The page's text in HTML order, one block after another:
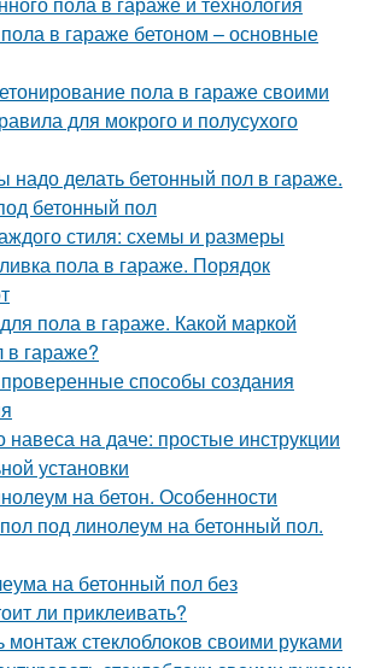
в гараже бетоном – основные
пола в гараже своими
для мокрого и полусухого
надо делать бетонный пол в гараже.
бетонный пол
стиля: схемы и размеры
пола в гараже. Порядок
пола в гараже. Какой маркой
в гараже?
способы создания
навеса на даче: простые инструкции
установки
на бетон. Особенности
под линолеум на бетонный пол.
на бетонный пол без
ли приклеивать?
монтаж стеклоблоков своими руками